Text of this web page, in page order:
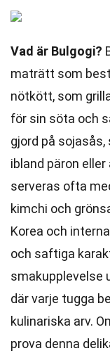
Vad är Bulgogi?
maträtt som
nötkött, som
för sin söta och
gjord på
ibland päron
serveras ofta
kimchi och
Korea och
och saftiga
smakupplevelse
där varje tugga
kulinariska arv.
prova denna